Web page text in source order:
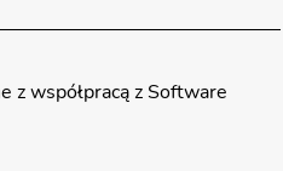
z współpracą z Software